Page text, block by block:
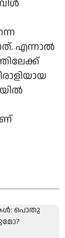
എന്നാൽ